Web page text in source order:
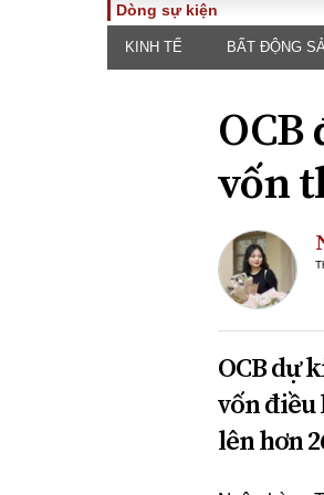
TOÀN CẢNH
Chính sách
Đối thoại
ĐA CHIỀU
Dòng sự kiện
KINH TẾ BẤT ĐỘNG
vốn
OCB dự
vốn điều
lên hơn